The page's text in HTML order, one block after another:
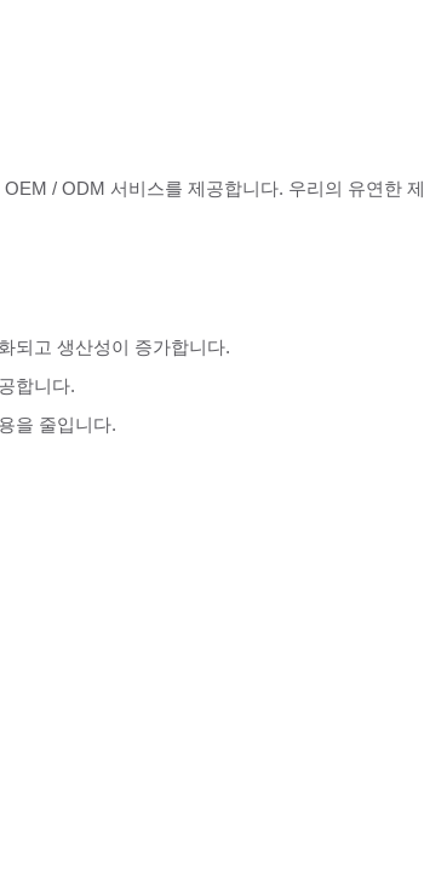
/ ODM 서비스를 제공합니다. 우리의 유연한
되고 생산성이 증가합니다.
합니다.
을 줄입니다.